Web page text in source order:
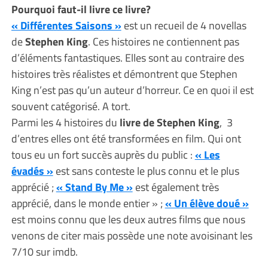
Pourquoi faut-il livre ce livre?
« Différentes Saisons »est un recueil de 4 novellas
deStephen King. Ces histoires ne contiennent pas
d’éléments fantastiques. Elles sont au contraire des
histoires très réalistes et démontrent que Stephen
King n’est pas qu’un auteur d’horreur. Ce en quoi il est
souvent catégorisé. A tort.
Parmi les 4 histoires du livre de Stephen King, 3
d’entres elles ont été transformées en film. Qui ont
tous eu un fort succès auprès du public :« Les
évadés »est sans conteste le plus connu et le plus
apprécié ;« Stand By Me »est également très
apprécié, dans le monde entier » ;« Un élève doué »
est moins connu que les deux autres films que nous
venons de citer mais possède une note avoisinant les
7/10 sur imdb.